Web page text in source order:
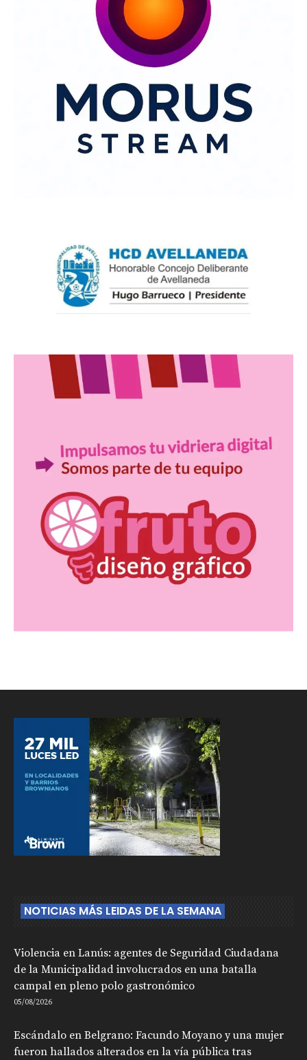
NOTICIAS MÁS LEIDAS DE LA SEMANA
Violencia en Lanús: agentes de Seguridad Ciudadana
de la Municipalidad involucrados en una batalla
campal en pleno polo gastronómico
05/08/2026
Escándalo en Belgrano: Facundo Moyano y una mujer
fueron hallados alterados en la vía pública tras